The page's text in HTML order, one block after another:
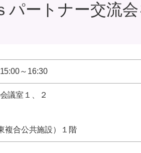
パートナー交流
～16:30
議室１、２
複合公共施設）１階